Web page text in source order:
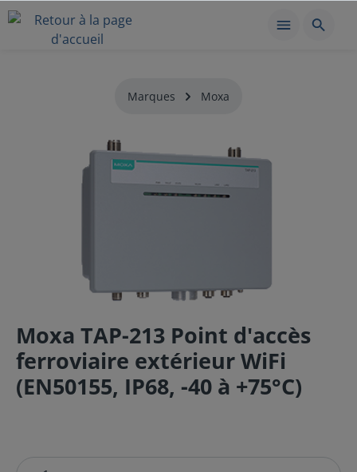
Marques Moxa
Moxa TAP-213 Point d'accès
ferroviaire extérieur WiFi
(EN50155, IP68, -40 à +75°C)